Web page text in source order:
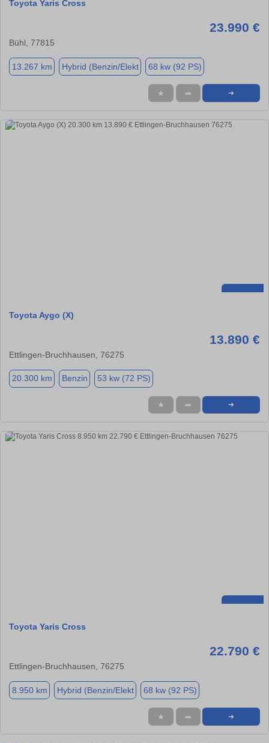
Toyota Yaris Cross
23.990 €
Bühl, 77815
13.267 km Hybrid (Benzin/Elekt 68 kw (92 PS)
★ ➦ ➜
Toyota Aygo (X)
13.890 €
Ettlingen-Bruchhausen, 76275
20.300 km Benzin 53 kw (72 PS)
★ ➦ ➜
Toyota Yaris Cross
22.790 €
Ettlingen-Bruchhausen, 76275
8.950 km Hybrid (Benzin/Elekt 68 kw (92 PS)
★ ➦ ➜